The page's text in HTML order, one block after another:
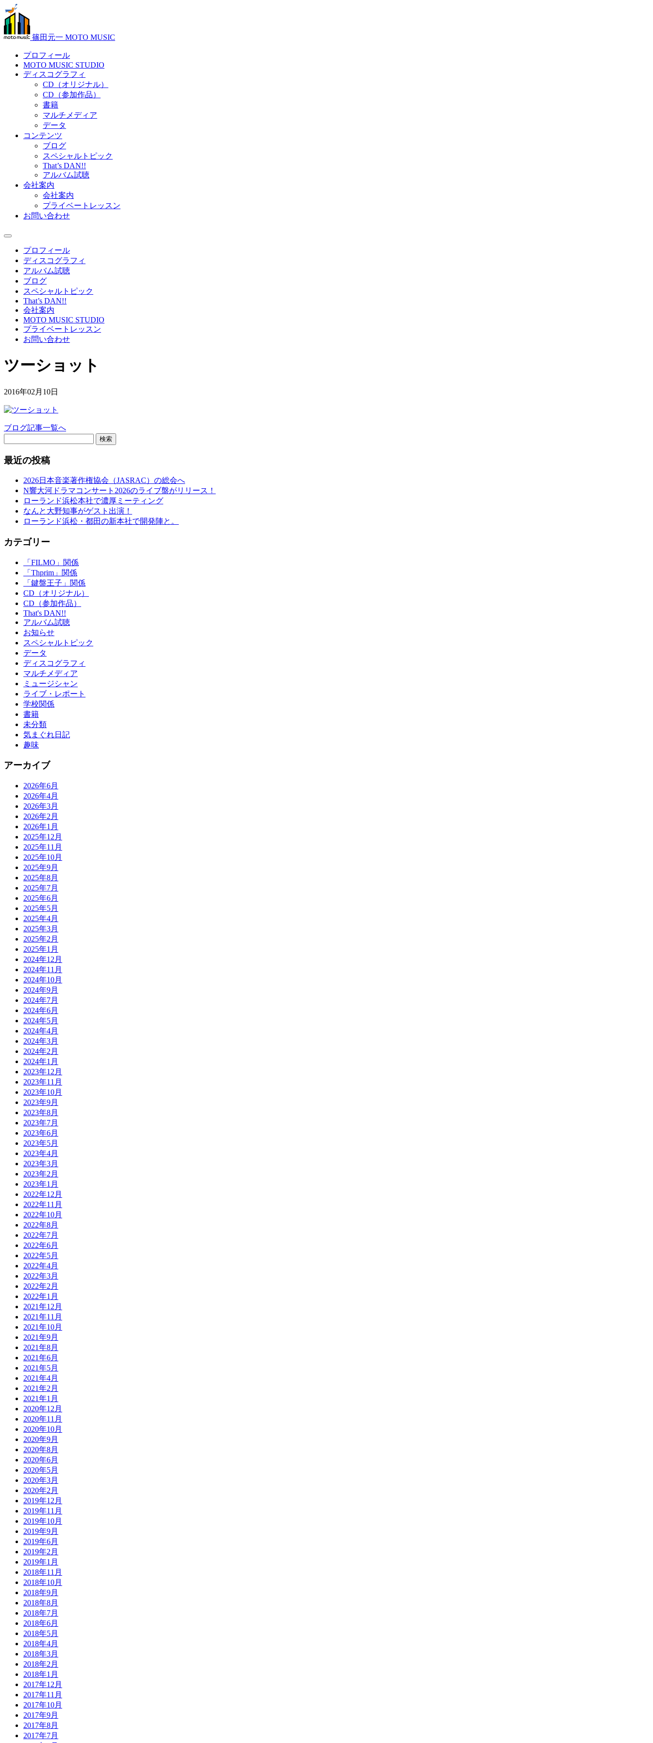
篠田元一 MOTO MUSIC
プロフィール
MOTO MUSIC STUDIO
ディスコグラフィ
CD（オリジナル）
CD（参加作品）
書籍
マルチメディア
データ
コンテンツ
ブログ
スペシャルトピック
That’s DAN!!
アルバム試聴
会社案内
会社案内
プライベートレッスン
お問い合わせ
プロフィール
ディスコグラフィ
アルバム試聴
ブログ
スペシャルトピック
That’s DAN!!
会社案内
MOTO MUSIC STUDIO
プライベートレッスン
お問い合わせ
ツーショット
2016年02月10日
ブログ記事一覧へ
検索
最近の投稿
2026日本音楽著作権協会（JASRAC）の総会へ
N響大河ドラマコンサート2026のライブ盤がリリース！
ローランド浜松本社で濃厚ミーティング
なんと大野知事がゲスト出演！
ローランド浜松・都田の新本社で開発陣と。
カテゴリー
「FILMO」関係
「Thprim」関係
「鍵盤王子」関係
CD（オリジナル）
CD（参加作品）
That's DAN!!
アルバム試聴
お知らせ
スペシャルトピック
データ
ディスコグラフィ
マルチメディア
ミュージシャン
ライブ・レポート
学校関係
書籍
未分類
気まぐれ日記
趣味
アーカイブ
2026年6月
2026年4月
2026年3月
2026年2月
2026年1月
2025年12月
2025年11月
2025年10月
2025年9月
2025年8月
2025年7月
2025年6月
2025年5月
2025年4月
2025年3月
2025年2月
2025年1月
2024年12月
2024年11月
2024年10月
2024年9月
2024年7月
2024年6月
2024年5月
2024年4月
2024年3月
2024年2月
2024年1月
2023年12月
2023年11月
2023年10月
2023年9月
2023年8月
2023年7月
2023年6月
2023年5月
2023年4月
2023年3月
2023年2月
2023年1月
2022年12月
2022年11月
2022年10月
2022年8月
2022年7月
2022年6月
2022年5月
2022年4月
2022年3月
2022年2月
2022年1月
2021年12月
2021年11月
2021年10月
2021年9月
2021年8月
2021年6月
2021年5月
2021年4月
2021年2月
2021年1月
2020年12月
2020年11月
2020年10月
2020年9月
2020年8月
2020年6月
2020年5月
2020年3月
2020年2月
2019年12月
2019年11月
2019年10月
2019年9月
2019年6月
2019年2月
2019年1月
2018年11月
2018年10月
2018年9月
2018年8月
2018年7月
2018年6月
2018年5月
2018年4月
2018年3月
2018年2月
2018年1月
2017年12月
2017年11月
2017年10月
2017年9月
2017年8月
2017年7月